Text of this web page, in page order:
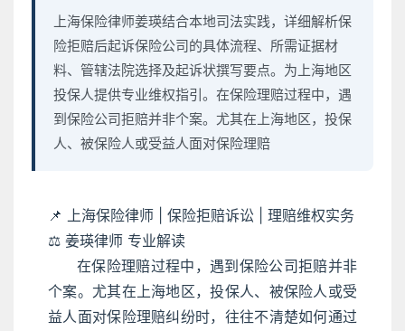
上海保险律师姜瑛结合本地司法实践，详细解析保
险拒赔后起诉保险公司的具体流程、所需证据材
料、管辖法院选择及起诉状撰写要点。为上海地区
投保人提供专业维权指引。在保险理赔过程中，遇
到保险公司拒赔并非个案。尤其在上海地区，投保
人、被保险人或受益人面对保险理赔
📌 上海保险律师 | 保险拒赔诉讼 | 理赔维权实务
⚖️ 姜瑛律师 专业解读
在保险理赔过程中，遇到保险公司拒赔并非
个案。尤其在上海地区，投保人、被保险人或受
益人面对保险理赔纠纷时，往往不清楚如何通过